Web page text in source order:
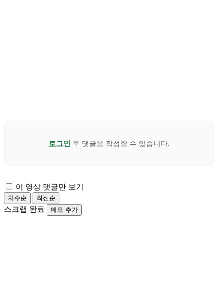
로그인 후 댓글을 작성할 수 있습니다.
이 영상 댓글만 보기
차수순 최신순
스크랩 완료 메모 추가